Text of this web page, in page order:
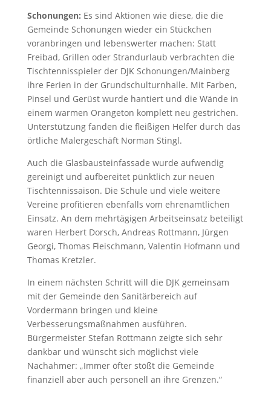
Schonungen: Es sind Aktionen wie diese, die die
Gemeinde Schonungen wieder ein Stückchen
voranbringen und lebenswerter machen: Statt
Freibad, Grillen oder Strandurlaub verbrachten die
Tischtennisspieler der DJK Schonungen/Mainberg
ihre Ferien in der Grundschulturnhalle. Mit Farben,
Pinsel und Gerüst wurde hantiert und die Wände in
einem warmen Orangeton komplett neu gestrichen.
Unterstützung fanden die fleißigen Helfer durch das
örtliche Malergeschäft Norman Stingl.
Auch die Glasbausteinfassade wurde aufwendig
gereinigt und aufbereitet pünktlich zur neuen
Tischtennissaison. Die Schule und viele weitere
Vereine profitieren ebenfalls vom ehrenamtlichen
Einsatz. An dem mehrtägigen Arbeitseinsatz beteiligt
waren Herbert Dorsch, Andreas Rottmann, Jürgen
Georgi, Thomas Fleischmann, Valentin Hofmann und
Thomas Kretzler.
In einem nächsten Schritt will die DJK gemeinsam
mit der Gemeinde den Sanitärbereich auf
Vordermann bringen und kleine
Verbesserungsmaßnahmen ausführen.
Bürgermeister Stefan Rottmann zeigte sich sehr
dankbar und wünscht sich möglichst viele
Nachahmer: „Immer öfter stößt die Gemeinde
finanziell aber auch personell an ihre Grenzen.“